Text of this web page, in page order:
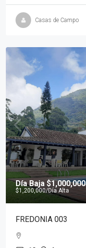
Casas de Campo
Día Baja $1,000,000
$1,200,000/Día Alta
FREDONIA 003